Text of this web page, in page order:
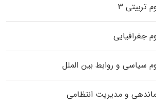
تربیتی ۳
جغرافیایی
سیاسی و روابط بین الملل
و مدیریت انتظامی